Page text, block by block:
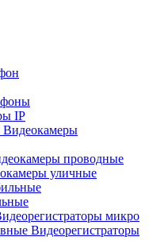
IP
Видеокамеры
проводные
уличные
микро
Видеорегистраторы